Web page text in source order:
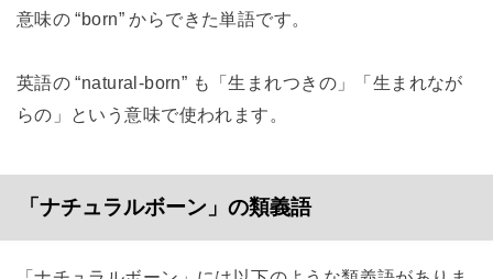
意味の “born” からできた単語です。
英語の “natural‐born” も「生まれつきの」「生まれなが
らの」という意味で使われます。
「ナチュラルボーン」の類義語